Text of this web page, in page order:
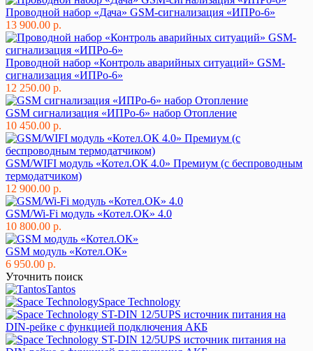
Проводной набор «Дача» GSM-сигнализация «ИПРо-6»
13 900.00 р.
Проводной набор «Контроль аварийных ситуаций» GSM-
сигнализация «ИПРо-6»
12 250.00 р.
GSM сигнализация «ИПРо-6» набор Отопление
10 450.00 р.
GSM/WIFI модуль «Котел.ОК 4.0» Премиум (с беспроводным
термодатчиком)
12 900.00 р.
GSM/Wi-Fi модуль «Котел.ОК» 4.0
10 800.00 р.
GSM модуль «Котел.ОК»
6 950.00 р.
Уточнить поиск
Tantos
Space Technology